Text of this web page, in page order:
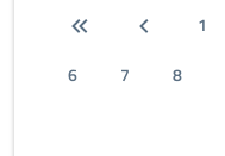
1
6
7 8